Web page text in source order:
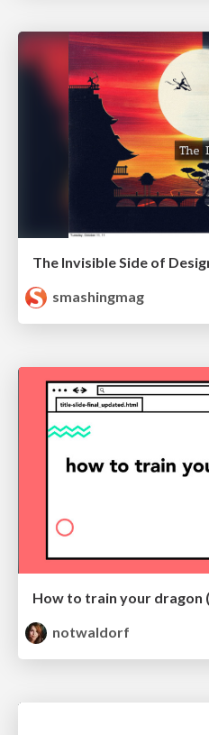
The Invisible Side of
smashingmag
How to train your dragon
notwaldorf